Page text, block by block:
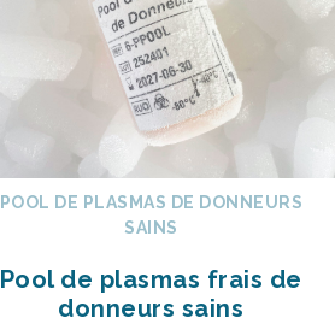
POOL DE PLASMAS DE DONNEURS
SAINS
Pool de plasmas frais de
donneurs sains